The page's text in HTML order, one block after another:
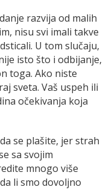
razvija od malih
nisu svi imali takve
U tom slučaju,
isto što i odbijanje,
toga. Ako niste
sveta. Vaš uspeh ili
očekivanja koja
se plašite, jer strah
sa svojim
mnogo više
li smo dovoljno